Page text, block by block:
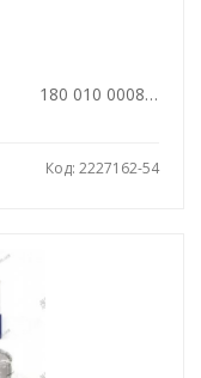
180 010 0008 15
Код: 2227162-54